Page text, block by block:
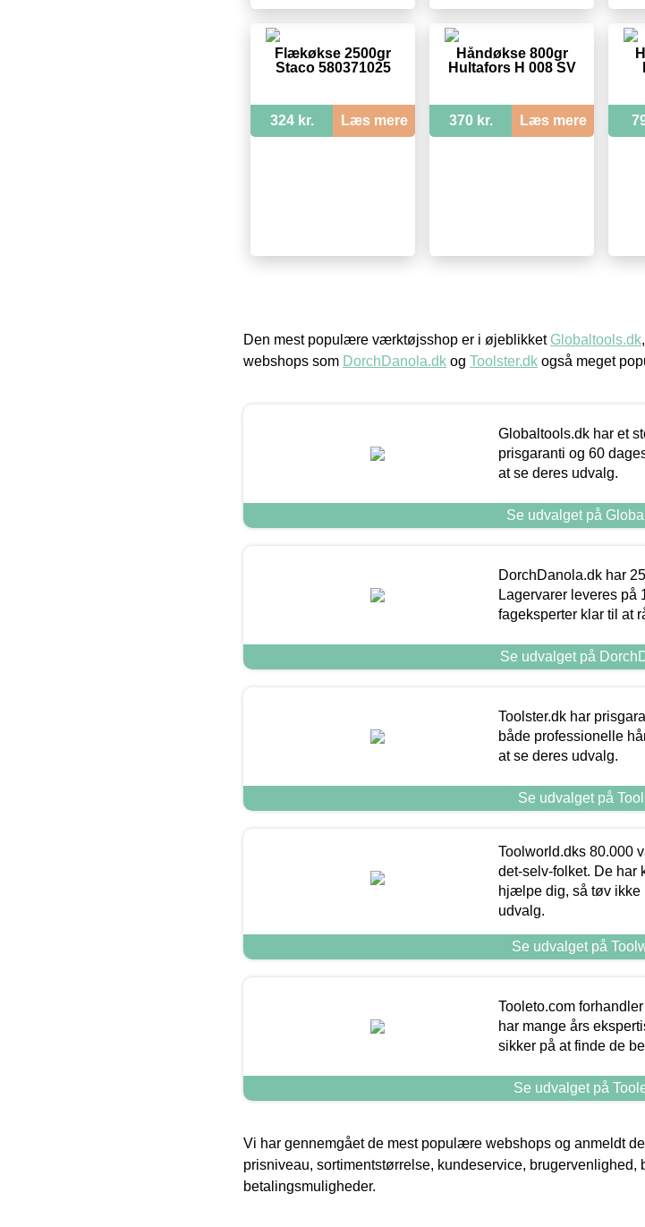
Flækøkse 2500gr
Staco 580371025
324 kr. Læs mere
Håndøkse 800gr
Hultafors H 008 SV
370 kr. Læs mere
Den mest populære værktøjsshop er i øjeblikket Globaltools.dk
webshops som DorchDanola.dk og Toolster.dk også meget
Globaltools.dk har et
prisgaranti og 60
at se deres udvalg.
Se udvalget på
DorchDanola.dk har
Lagervarer leveres på
fageksperter klar til at
Se udvalget på
Toolster.dk har
både professionelle
at se deres udvalg.
Se udvalget på
Toolworld.dks 80.000
det-selv-folket. De har
hjælpe dig, så tøv ikke
udvalg.
Se udvalget på
Tooleto.com
har mange års
sikker på at finde de
Se udvalget på
Vi har gennemgået de mest populære webshops og anmeldt
prisniveau, sortimentstørrelse, kundeservice, brugervenlighed,
betalingsmuligheder.